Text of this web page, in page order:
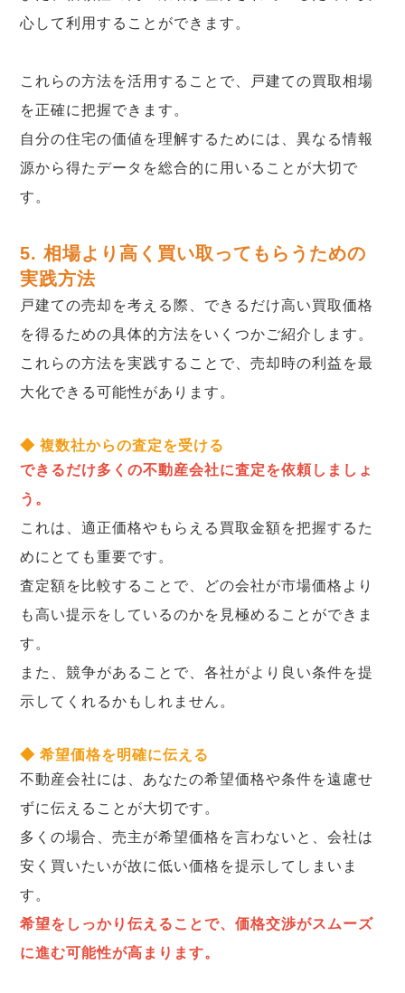
心して利用することができます。
これらの方法を活用することで、戸建ての買取相場
を正確に把握できます。
自分の住宅の価値を理解するためには、異なる情報
源から得たデータを総合的に用いることが大切で
す。
5. 相場より高く買い取ってもらうための
実践方法
戸建ての売却を考える際、できるだけ高い買取価格
を得るための具体的方法をいくつかご紹介します。
これらの方法を実践することで、売却時の利益を最
大化できる可能性があります。
◆ 複数社からの査定を受ける
できるだけ多くの不動産会社に査定を依頼しましょ
う。
これは、適正価格やもらえる買取金額を把握するた
めにとても重要です。
査定額を比較することで、どの会社が市場価格より
も高い提示をしているのかを見極めることができま
す。
また、競争があることで、各社がより良い条件を提
示してくれるかもしれません。
◆ 希望価格を明確に伝える
不動産会社には、あなたの希望価格や条件を遠慮せ
ずに伝えることが大切です。
多くの場合、売主が希望価格を言わないと、会社は
安く買いたいが故に低い価格を提示してしまいま
す。
希望をしっかり伝えることで、価格交渉がスムーズ
に進む可能性が高まります。